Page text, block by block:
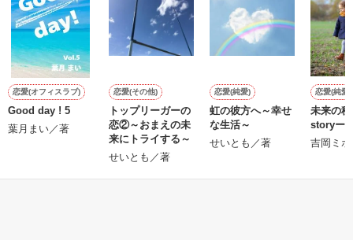
作品を読む
鷹哉『宜しくな、俺の雛子』🦅
雛子『俺の……ひぃ、雛子？！！！』🐥
シゴデキで冷徹な上司が見せる素顔は、なぜか想像以上に甘く
て……🐥💓🦅
※表紙も作中使用の画像も全てフリー素材です。
※執筆期間2026.6.3〜7.20完結です。
※他サイトさんにて恋愛トレンド1位でした〜良かったら読ん
で頂けると嬉しいです。
恋愛(オフィスラブ)
Good day ! 5
葉月まい／著
恋愛(その他)
トップリーガーの
恋②～おまえの未
来にトライする～
せいとも／著
恋愛(純愛)
虹の彼方へ～幸せ
な生活～
せいとも／著
恋愛(純愛)
未来の
storyー
吉岡ミ